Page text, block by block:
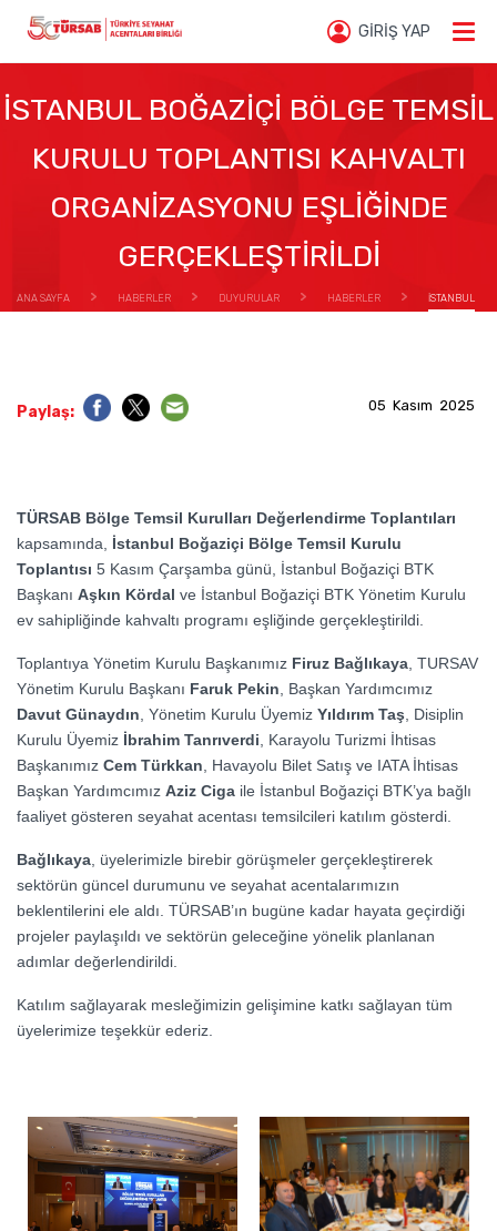
GİRİŞ YAP
İSTANBUL BOĞAZİÇİ BÖLGE TEMSİL
KURULU TOPLANTISI KAHVALTI
ORGANİZASYONU EŞLİĞİNDE
GERÇEKLEŞTİRİLDİ
ANA SAYFA HABERLER DUYURULAR HABERLER İSTANBUL
05 Kasım 2025
Paylaş:
TÜRSAB Bölge Temsil Kurulları Değerlendirme Toplantıları
kapsamında, İstanbul Boğaziçi Bölge Temsil Kurulu
Toplantısı 5 Kasım Çarşamba günü, İstanbul Boğaziçi BTK
Başkanı Aşkın Kördal ve İstanbul Boğaziçi BTK Yönetim Kurulu
ev sahipliğinde kahvaltı programı eşliğinde gerçekleştirildi.
Toplantıya Yönetim Kurulu Başkanımız Firuz Bağlıkaya , TURSAV
Yönetim Kurulu Başkanı Faruk Pekin , Başkan Yardımcımız
Davut Günaydın , Yönetim Kurulu Üyemiz Yıldırım Taş , Disiplin
Kurulu Üyemiz İbrahim Tanrıverdi , Karayolu Turizmi İhtisas
Başkanımız Cem Türkkan , Havayolu Bilet Satış ve IATA İhtisas
Başkan Yardımcımız Aziz Ciga ile İstanbul Boğaziçi BTK’ya bağlı
faaliyet gösteren seyahat acentası temsilcileri katılım gösterdi.
Bağlıkaya , üyelerimizle birebir görüşmeler gerçekleştirerek
sektörün güncel durumunu ve seyahat acentalarımızın
beklentilerini ele aldı. TÜRSAB’ın bugüne kadar hayata geçirdiği
projeler paylaşıldı ve sektörün geleceğine yönelik planlanan
adımlar değerlendirildi.
Katılım sağlayarak mesleğimizin gelişimine katkı sağlayan tüm
üyelerimize teşekkür ederiz.